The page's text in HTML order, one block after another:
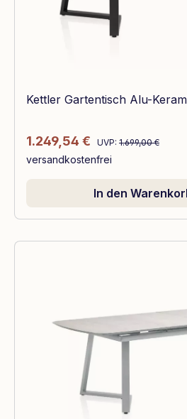
Kettler Gartentisch Alu-
Verkaufspreis:
1.249,54 € Regulärer Preis:
UVP: 1.699,00 €
versandkostenfrei
In den